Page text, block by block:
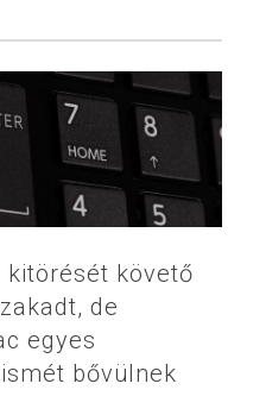
követő
de
egyes
bővülnek